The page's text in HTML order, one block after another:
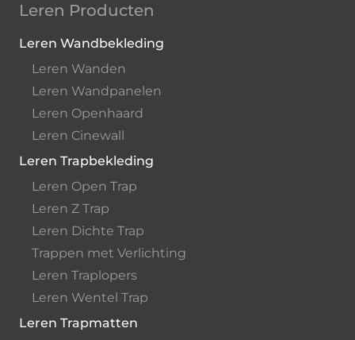
Leren Producten
Leren Wandbekleding
Leren Wanden
Leren Wandpanelen
Leren Openhaard
Leren Cinewall
Leren Trapbekleding
Leren Open Trap
Leren Z Trap
Leren Dichte Trap
Trappen met Verlichting
Leren Traplopers
Leren Wentel Trap
Leren Trapmatten